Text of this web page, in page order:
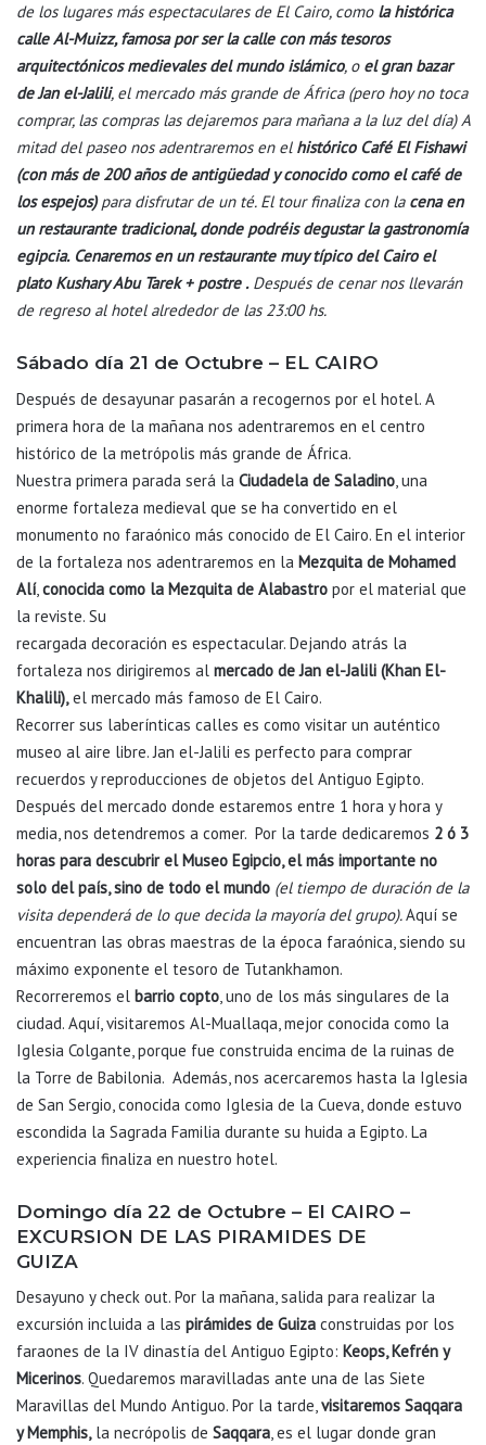
de los lugares más espectaculares de El Cairo, como la histórica
calle Al-Muizz, famosa por ser la calle con más tesoros
arquitectónicos medievales del mundo islámico, o el gran bazar
de Jan el-Jalili, el mercado más grande de África (pero hoy no toca
comprar, las compras las dejaremos para mañana a la luz del día) A
mitad del paseo nos adentraremos en el histórico Café El Fishawi
(con más de 200 años de antigüedad y conocido como el café de
los espejos)para disfrutar de un té. El tour finaliza con la cena en
un restaurante tradicional, donde podréis degustar la gastronomía
egipcia. Cenaremos en un restaurante muy típico del Cairo el
plato Kushary Abu Tarek + postre .Después de cenar nos llevarán
de regreso al hotel alrededor de las 23:00 hs.
Sábado día 21 de Octubre – EL CAIRO
Después de desayunar pasarán a recogernos por el hotel. A
primera hora de la mañana nos adentraremos en el centro
histórico de la metrópolis más grande de África.
Nuestra primera parada será la Ciudadela de Saladino , una
enorme fortaleza medieval que se ha convertido en el
monumento no faraónico más conocido de El Cairo. En el interior
de la fortaleza nos adentraremos en la Mezquita de Mohamed
Alí, conocida como la Mezquita de Alabastro por el material que
la reviste. Su
recargada decoración es espectacular. Dejando atrás la
fortaleza nos dirigiremos al mercado de Jan el-Jalili (Khan El-
Khalili),el mercado más famoso de El Cairo.
Recorrer sus laberínticas calles es como visitar un auténtico
museo al aire libre. Jan el-Jalili es perfecto para comprar
recuerdos y reproducciones de objetos del Antiguo Egipto.
Después del mercado donde estaremos entre 1 hora y hora y
media, nos detendremos a comer. Por la tarde dedicaremos 2 ó 3
horas para descubrir el Museo Egipcio, el más importante no
solo del país, sino de todo el mundo (el tiempo de duración de la
visita dependerá de lo que decida la mayoría del grupo).Aquí se
encuentran las obras maestras de la época faraónica, siendo su
máximo exponente el tesoro de Tutankhamon.
Recorreremos el barrio copto , uno de los más singulares de la
ciudad. Aquí, visitaremos Al-Muallaqa, mejor conocida como la
Iglesia Colgante, porque fue construida encima de la ruinas de
la Torre de Babilonia. Además, nos acercaremos hasta la Iglesia
de San Sergio, conocida como Iglesia de la Cueva, donde estuvo
escondida la Sagrada Familia durante su huida a Egipto. La
experiencia finaliza en nuestro hotel.
Domingo día 22 de Octubre – El CAIRO –
EXCURSION DE LAS PIRAMIDES DE
GUIZA
Desayuno y check out. Por la mañana, salida para realizar la
excursión incluida a las pirámides de Guiza construidas por los
faraones de la IV dinastía del Antiguo Egipto: Keops, Kefrén y
Micerinos. Quedaremos maravilladas ante una de las Siete
Maravillas del Mundo Antiguo. Por la tarde,visitaremos Saqqara
y Memphis,la necrópolis de Saqqara, es el lugar donde gran